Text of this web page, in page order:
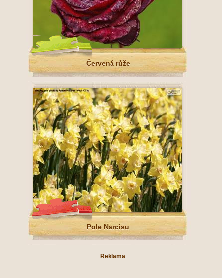
Červená růže
Pole Narcisu
Reklama